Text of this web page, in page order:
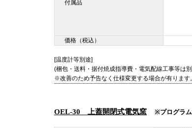
付属品
価格（税込）
[温度計等別途]
(梱包・送料・据付焼成指導費・電気配線工事等は
※改善のため予告なく仕様変更する場合が有ります。
OEL-30 上蓋開閉式電気窯 ※プログラム